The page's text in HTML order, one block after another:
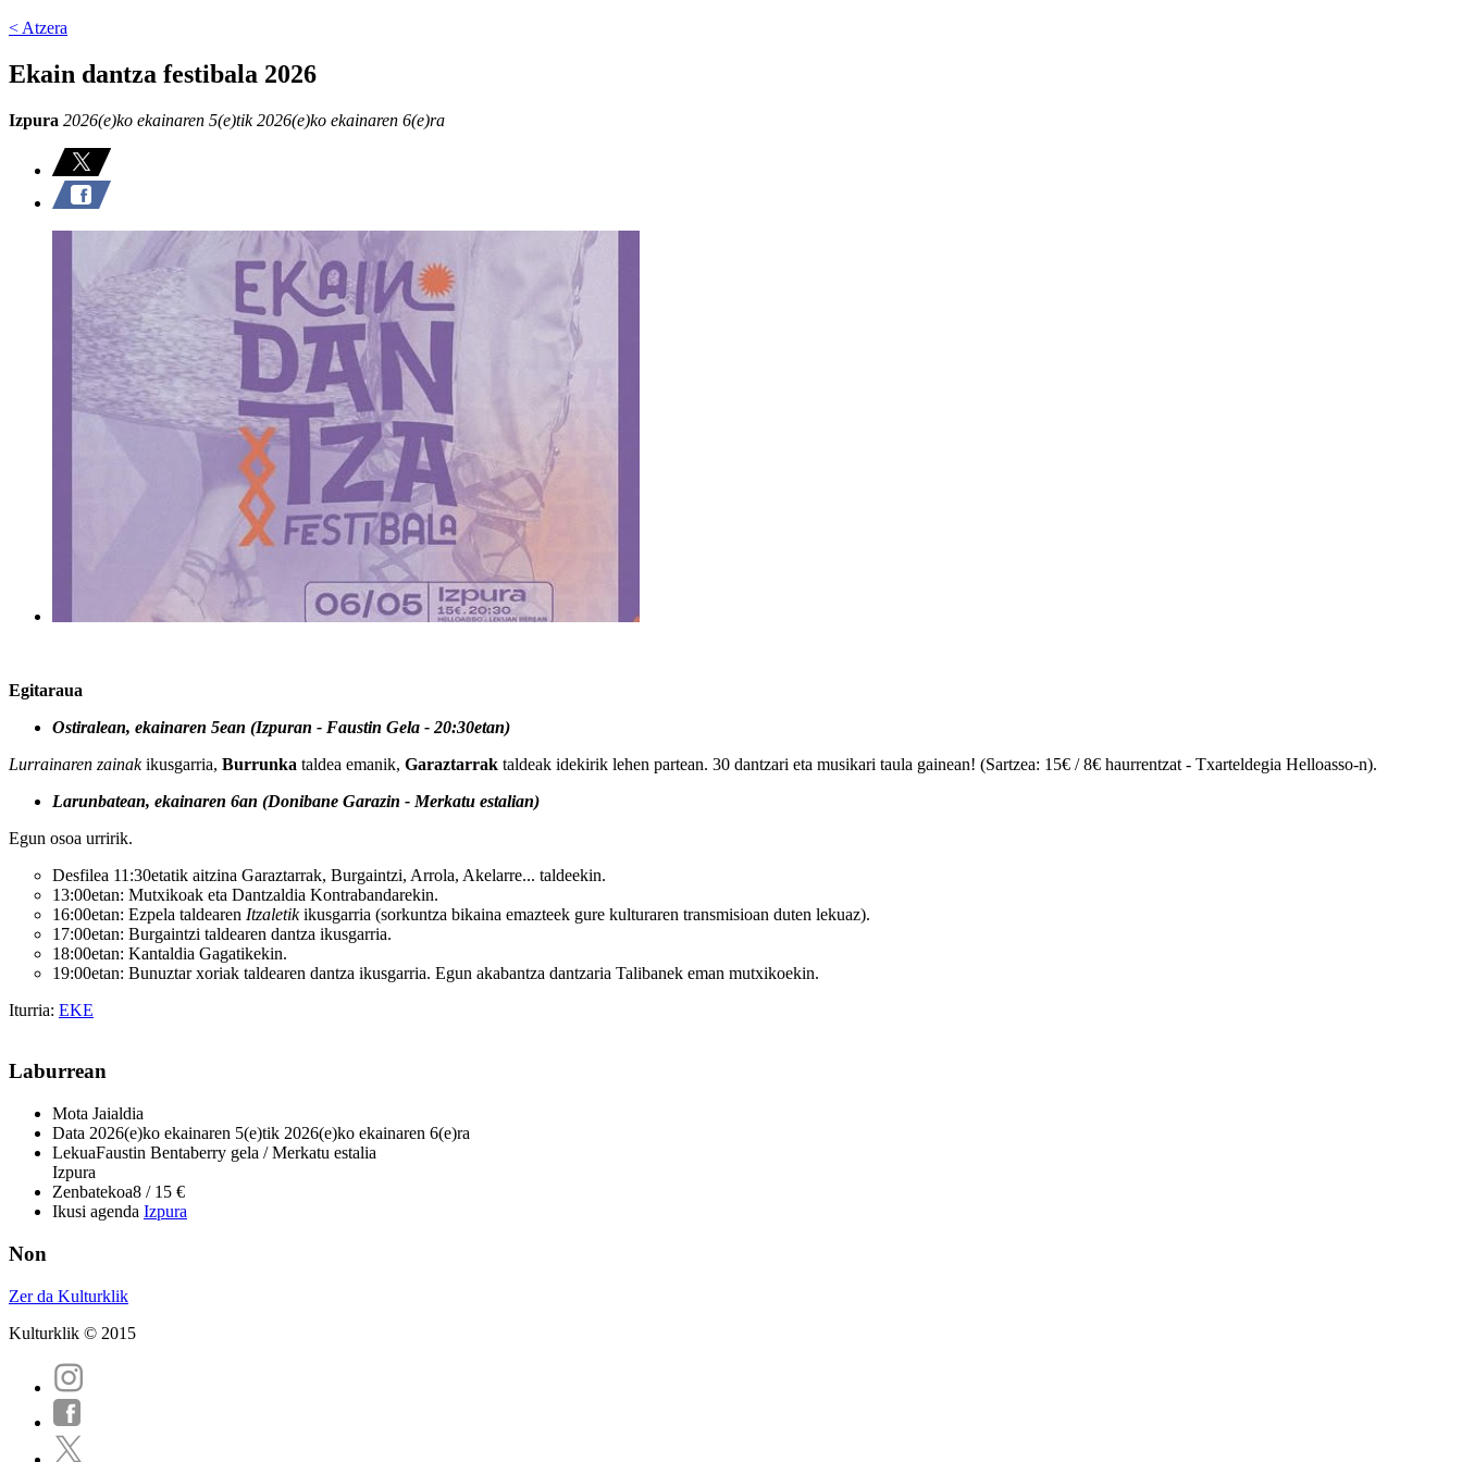
< Atzera
Ekain dantza festibala 2026
Izpura 2026(e)ko ekainaren 5(e)tik 2026(e)ko ekainaren 6(e)ra
Egitaraua
Ostiralean, ekainaren 5ean (Izpuran - Faustin Gela - 20:30etan)
Lurrainaren zainakikusgarria, Burrunka taldea emanik, Garaztarrak taldeak idekirik lehen partean. 30 dantzari eta musikari taula gainean! (Sartzea: 15€ / 8€ haurrentzat - Txarteldegia Helloasso-n).
Larunbatean, ekainaren 6an (Donibane Garazin - Merkatu estalian)
Egun osoa urririk.
Desfilea 11:30etatik aitzina Garaztarrak, Burgaintzi, Arrola, Akelarre... taldeekin.
13:00etan: Mutxikoak eta Dantzaldia Kontrabandarekin.
16:00etan: Ezpela taldearen Itzaletikikusgarria (sorkuntza bikaina emazteek gure kulturaren transmisioan duten lekuaz).
17:00etan: Burgaintzi taldearen dantza ikusgarria.
18:00etan: Kantaldia Gagatikekin.
19:00etan: Bunuztar xoriak taldearen dantza ikusgarria. Egun akabantza dantzaria Talibanek eman mutxikoekin.
Iturria: EKE
Laburrean
Mota Jaialdia
Data 2026(e)ko ekainaren 5(e)tik 2026(e)ko ekainaren 6(e)ra
LekuaFaustin Bentaberry gela / Merkatu estalia
Izpura
Zenbatekoa8 / 15 €
Ikusi agenda Izpura
Non
Zer da Kulturklik
Kulturklik © 2015